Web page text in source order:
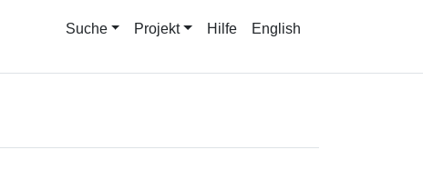
Suche Projekt Hilfe English